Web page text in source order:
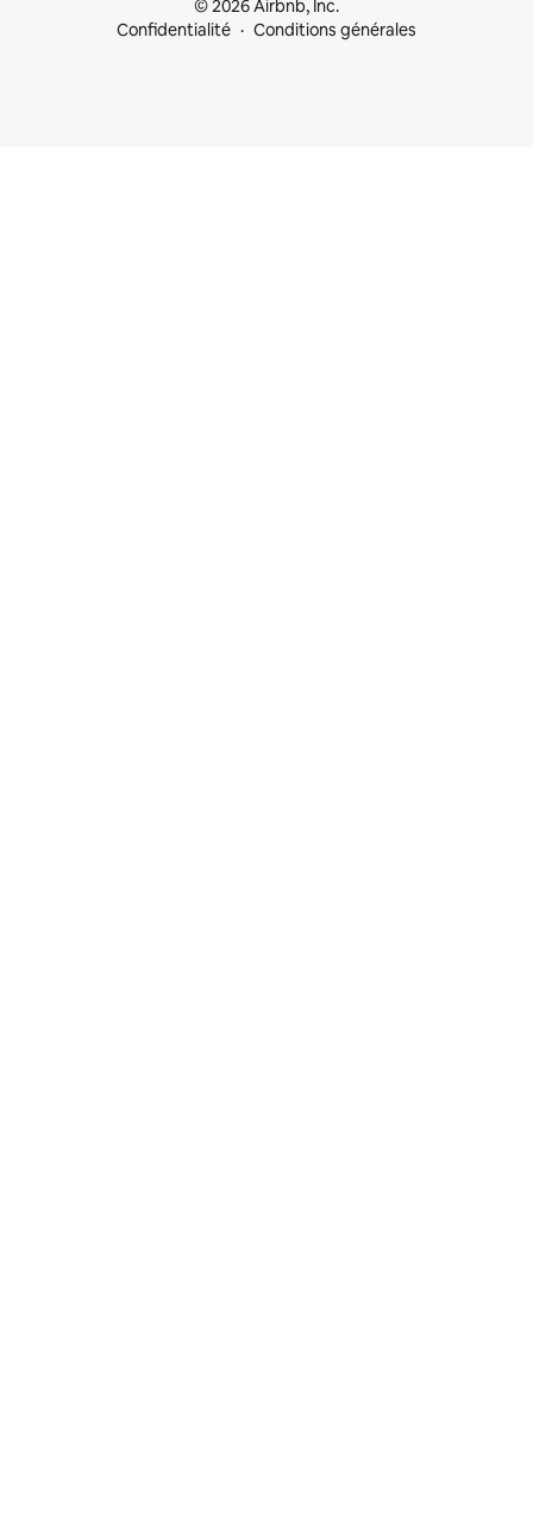
© 2026 Airbnb, Inc.
Confidentialité
Conditions générales